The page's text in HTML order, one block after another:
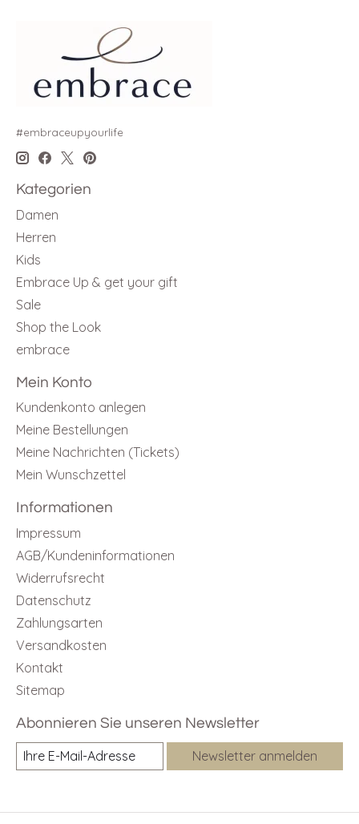
#embraceupyourlife
Kategorien
Damen
Herren
Kids
Embrace Up & get your gift
Sale
Shop the Look
embrace
Mein Konto
Kundenkonto anlegen
Meine Bestellungen
Meine Nachrichten (Tickets)
Mein Wunschzettel
Informationen
Impressum
AGB/Kundeninformationen
Widerrufsrecht
Datenschutz
Zahlungsarten
Versandkosten
Kontakt
Sitemap
Abonnieren Sie unseren Newsletter
Newsletter anmelden